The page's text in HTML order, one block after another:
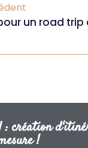
un road
: création
!